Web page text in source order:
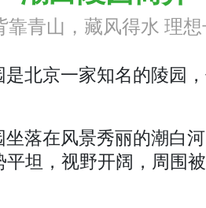
靠青山，藏风得水 理
是北京一家知名的陵园
坐落在风景秀丽的潮白
平坦，视野开阔，周围